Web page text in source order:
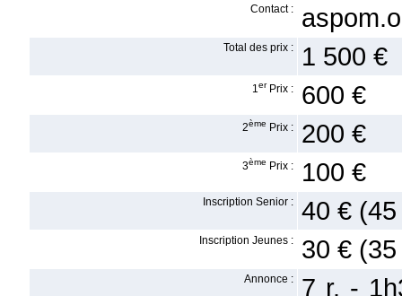
Contact :
Total des prix : 1 500 €
1er Prix : 600 €
2ème Prix : 200 €
3ème Prix : 100 €
Inscription Senior : 40 €
Inscription Jeunes : 30 €
Annonce :
7 r. -